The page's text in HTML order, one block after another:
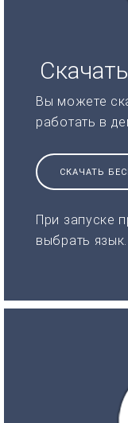
Вы можете
работать в
СКАЧАТЬ
При запуске
выбрать язык.